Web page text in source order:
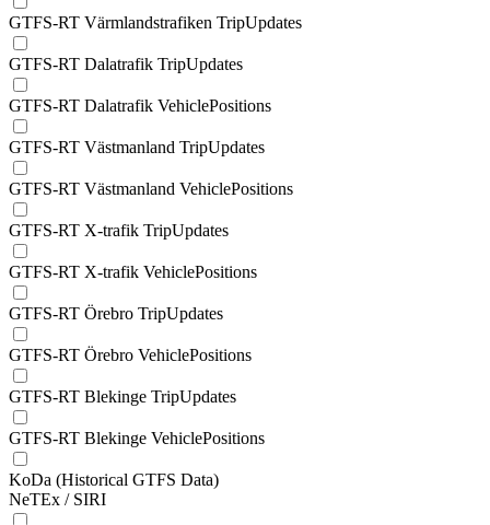
GTFS-RT Värmlandstrafiken TripUpdates
GTFS-RT Dalatrafik TripUpdates
GTFS-RT Dalatrafik VehiclePositions
GTFS-RT Västmanland TripUpdates
GTFS-RT Västmanland VehiclePositions
GTFS-RT X-trafik TripUpdates
GTFS-RT X-trafik VehiclePositions
GTFS-RT Örebro TripUpdates
GTFS-RT Örebro VehiclePositions
GTFS-RT Blekinge TripUpdates
GTFS-RT Blekinge VehiclePositions
KoDa (Historical GTFS Data)
NeTEx / SIRI